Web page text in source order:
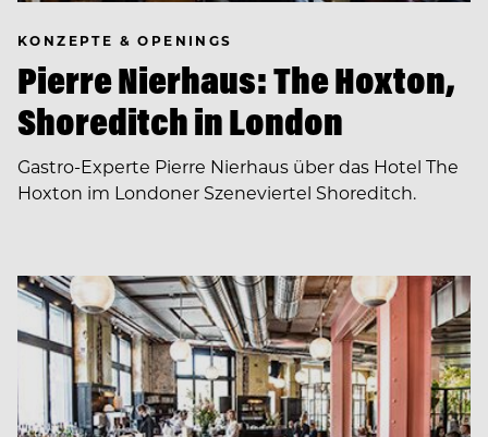
KONZEPTE & OPENINGS
Pierre Nierhaus: The Hoxton,
Shoreditch in London
Gastro-Experte Pierre Nierhaus über das Hotel The
Hoxton im Londoner Szeneviertel Shoreditch.